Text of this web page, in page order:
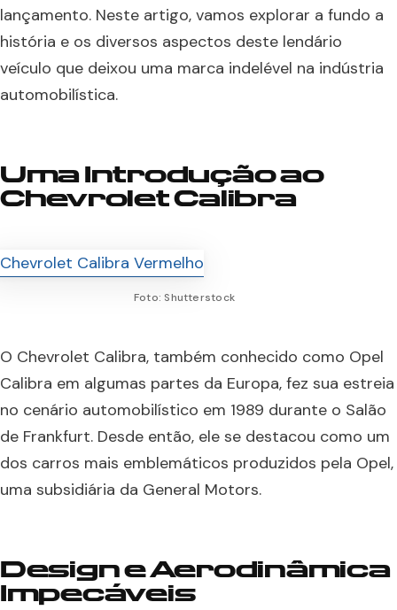
lançamento. Neste artigo, vamos explorar a fundo a
história e os diversos aspectos deste lendário
veículo que deixou uma marca indelével na indústria
automobilística.
Uma Introdução ao
Chevrolet Calibra
Foto: Shutterstock
O Chevrolet Calibra, também conhecido como Opel
Calibra em algumas partes da Europa, fez sua estreia
no cenário automobilístico em 1989 durante o Salão
de Frankfurt. Desde então, ele se destacou como um
dos carros mais emblemáticos produzidos pela Opel,
uma subsidiária da General Motors.
Design e Aerodinâmica
Impecáveis